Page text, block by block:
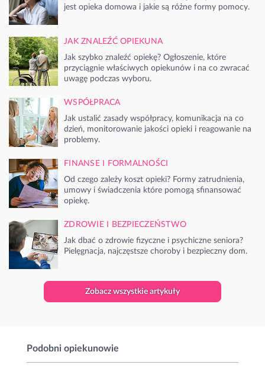
jest opieka domowa i jakie są różne formy pomocy.
JAK ZNALEŹĆ OPIEKUNA
Jak szybko znaleźć opiekę? Ogłoszenie, które
przyciągnie właściwych opiekunów i na co zwracać
uwagę podczas wyboru.
WSPÓŁPRACA
Jak ustalić zasady współpracy, komunikacja na co
dzień, monitorowanie jakości opieki i reagowanie na
problemy.
FINANSE I FORMALNOŚCI
Od czego zależy koszt opieki? Formy zatrudnienia,
umowy i świadczenia które pomogą sfinansować
opiekę.
ZDROWIE I BEZPIECZEŃSTWO
Jak dbać o zdrowie fizyczne i psychiczne seniora?
Pielęgnacja, najczęstsze choroby i bezpieczny dom.
Zobacz wszystkie artykuły
Podobni opiekunowie